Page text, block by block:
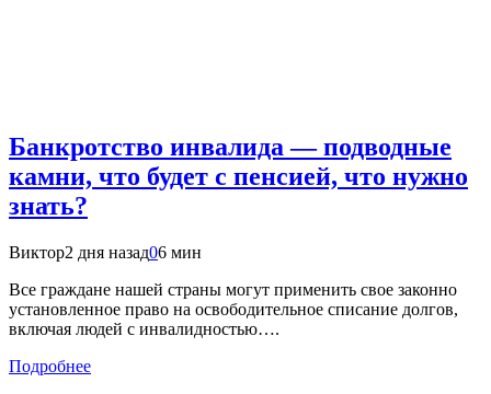
Банкротство инвалида — подводные
камни, что будет с пенсией, что нужно
знать?
Виктор2 дня назад06 мин
Все граждане нашей страны могут применить свое законно
установленное право на освободительное списание долгов,
включая людей с инвалидностью….
Подробнее